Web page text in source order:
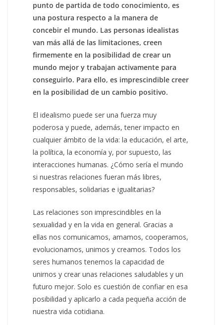
punto de partida de todo conocimiento, es
una postura respecto a la manera de
concebir el mundo. Las personas idealistas
van más allá de las limitaciones, creen
firmemente en la posibilidad de crear un
mundo mejor y trabajan activamente para
conseguirlo. Para ello, es imprescindible creer
en la posibilidad de un cambio positivo.
El idealismo puede ser una fuerza muy
poderosa y puede, además, tener impacto en
cualquier ámbito de la vida: la educación, el arte,
la política, la economía y, por supuesto, las
interacciones humanas. ¿Cómo sería el mundo
si nuestras relaciones fueran más libres,
responsables, solidarias e igualitarias?
Las relaciones son imprescindibles en la
sexualidad y en la vida en general. Gracias a
ellas nos comunicamos, amamos, cooperamos,
evolucionamos, unimos y creamos. Todos los
seres humanos tenemos la capacidad de
unirnos y crear unas relaciones saludables y un
futuro mejor. Solo es cuestión de confiar en esa
posibilidad y aplicarlo a cada pequeña acción de
nuestra vida cotidiana.